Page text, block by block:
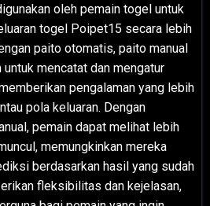
oleh pemain togel untuk
togel Poipet15 secara lebih
paito otomatis, paito manual
mencatat dan mengatur
pengalaman yang lebih
pola keluaran. Dengan
pemain dapat melihat lebih
memungkinkan mereka
berdasarkan hasil yang sudah
fleksibilitas dan kejelasan,